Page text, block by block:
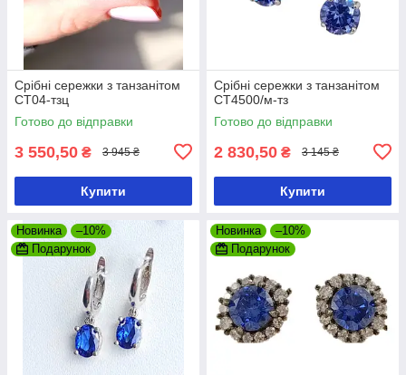
Срібні сережки з танзанітом
СТ04-тзц
Готово до відправки
3 550,50 ₴ 3 945 ₴
Купити
Срібні сережки з танзанітом
СТ4500/м-тз
Готово до відправки
2 830,50 ₴ 3 145 ₴
Купити
Новинка
–10%
Подарунок
Новинка
–10%
Подарунок